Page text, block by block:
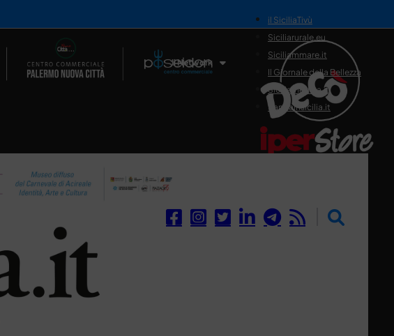
Il Network
il SiciliaTivù
Siciliarurale.eu
Siciliammare.it
Il Giornale della Bellezza
Siciliamedica.it
Sanitainsicilia.it